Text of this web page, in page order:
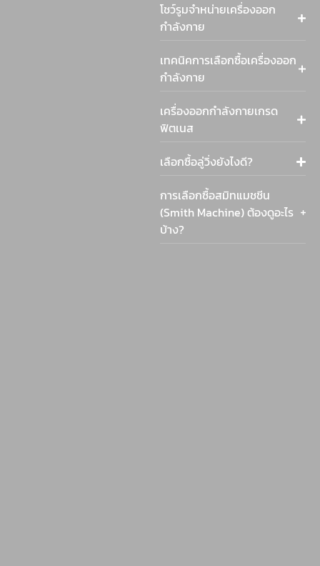
โชว์รูมจำหน่ายเครื่องออก
กำลังกาย
เทคนิคการเลือกซื้อเครื่องออก
กำลังกาย
เครื่องออกกำลังกายเกรด
ฟิตเนส
เลือกซื้อลู่วิ่งยังไงดี?
การเลือกซื้อสมิทแมชชีน
(Smith Machine) ต้องดูอะไร
บ้าง?